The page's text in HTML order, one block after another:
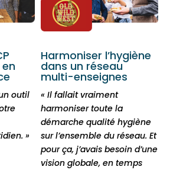
outil
»
Harmoniser l’hygiène
dans un réseau
multi-enseignes
« Il fallait vraiment
harmoniser toute la
démarche qualité hygiène
sur l’ensemble du réseau. Et
pour ça, j’avais besoin d’une
vision globale, en temps